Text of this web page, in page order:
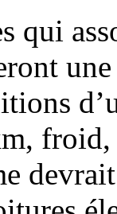
qui